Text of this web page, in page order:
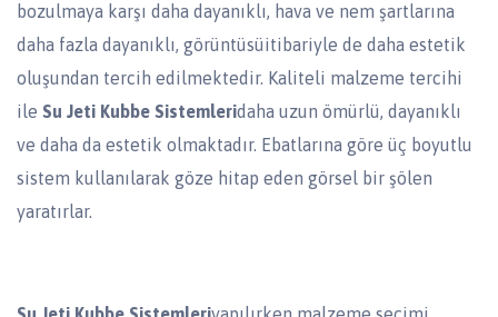
bozulmaya karşı daha dayanıklı, hava ve nem şartlarına
daha fazla dayanıklı, görüntüsüitibariyle de daha estetik
oluşundan tercih edilmektedir. Kaliteli malzeme tercihi
ile Su Jeti Kubbe Sistemleridaha uzun ömürlü, dayanıklı
ve daha da estetik olmaktadır. Ebatlarına göre üç boyutlu
sistem kullanılarak göze hitap eden görsel bir şölen
yaratırlar.